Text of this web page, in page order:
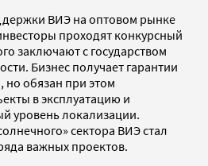
ВИЭ на оптовом рынке
проходят конкурсный
заключают с государством
Бизнес получает гарантии
но обязан при этом
в эксплуатацию и
уровень локализации.
сектора ВИЭ стал
важных проектов.